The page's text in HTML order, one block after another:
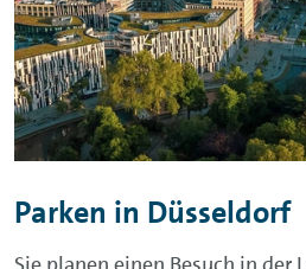
Parken in Düsseldorf